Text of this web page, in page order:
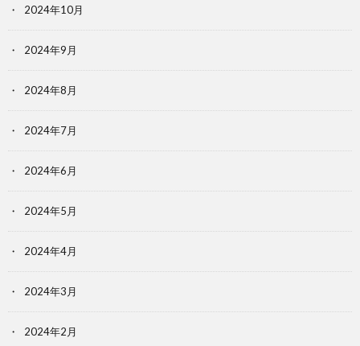
2024年10月
2024年9月
2024年8月
2024年7月
2024年6月
2024年5月
2024年4月
2024年3月
2024年2月